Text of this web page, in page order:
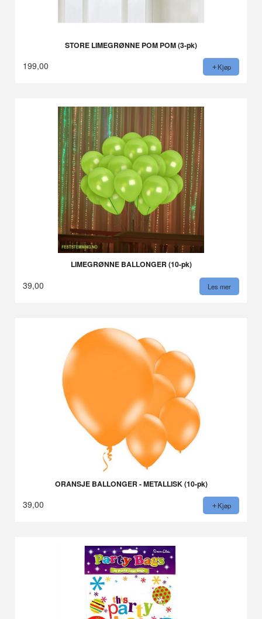
STORE LIMEGRØNNE POM POM (3-pk)
199,00 Kjøp
LIMEGRØNNE BALLONGER (10-pk)
39,00 Les mer
ORANSJE BALLONGER - METALLISK (10-pk)
39,00 Kjøp